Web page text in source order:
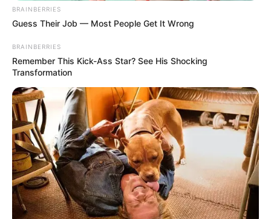
BRAINBERRIES
Guess Their Job — Most People Get It Wrong
BRAINBERRIES
Remember This Kick-Ass Star? See His Shocking
Transformation